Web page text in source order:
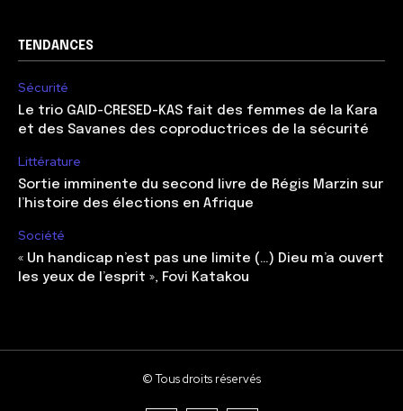
TENDANCES
Sécurité
Le trio GAID-CRESED-KAS fait des femmes de la Kara
et des Savanes des coproductrices de la sécurité
Littérature
Sortie imminente du second livre de Régis Marzin sur
l’histoire des élections en Afrique
Société
« Un handicap n’est pas une limite (…) Dieu m’a ouvert
les yeux de l’esprit », Fovi Katakou
© Tous droits réservés